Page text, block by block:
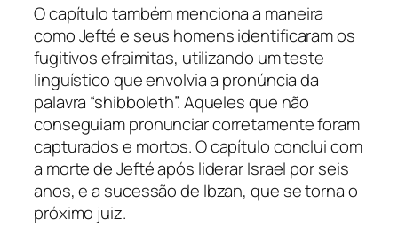
O capítulo também menciona a maneira
como Jefté e seus homens identificaram os
fugitivos efraimitas, utilizando um teste
linguístico que envolvia a pronúncia da
palavra “shibboleth”. Aqueles que não
conseguiam pronunciar corretamente foram
capturados e mortos. O capítulo conclui com
a morte de Jefté após liderar Israel por seis
anos, e a sucessão de Ibzan, que se torna o
próximo juiz.